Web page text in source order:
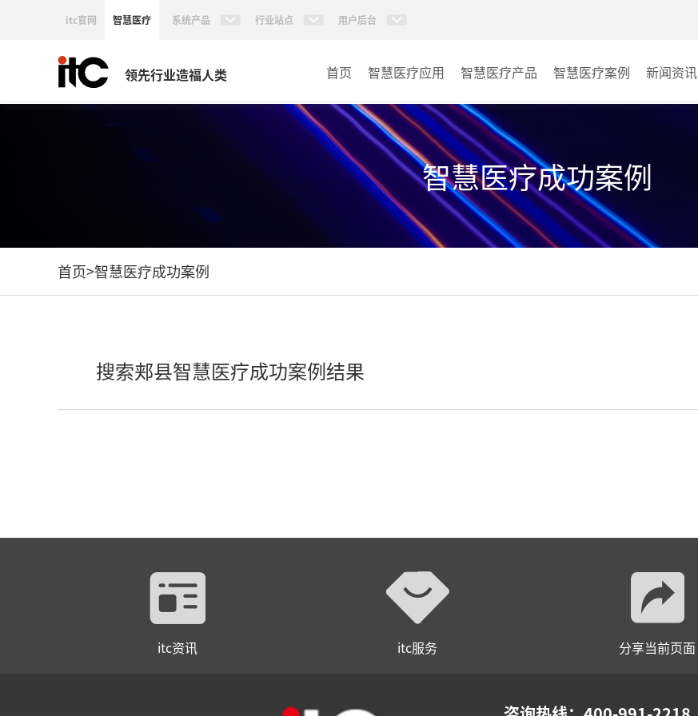
itc官网 智慧医疗 系统产品 行业站点 用户后台
领先行业造福人类 首页 智慧医疗应用 智慧医疗产品
病房视讯系统
AI智慧导医分诊系统
AI智慧手术对讲系统
AI智慧ICU探视系统
智慧医疗案例
门诊
会议室
其它
新闻资讯
智慧医疗成功案例
首页>智慧医疗成功案例
搜索郏县智慧医疗成功案例结果
itc资讯 itc服务 分享当前页面